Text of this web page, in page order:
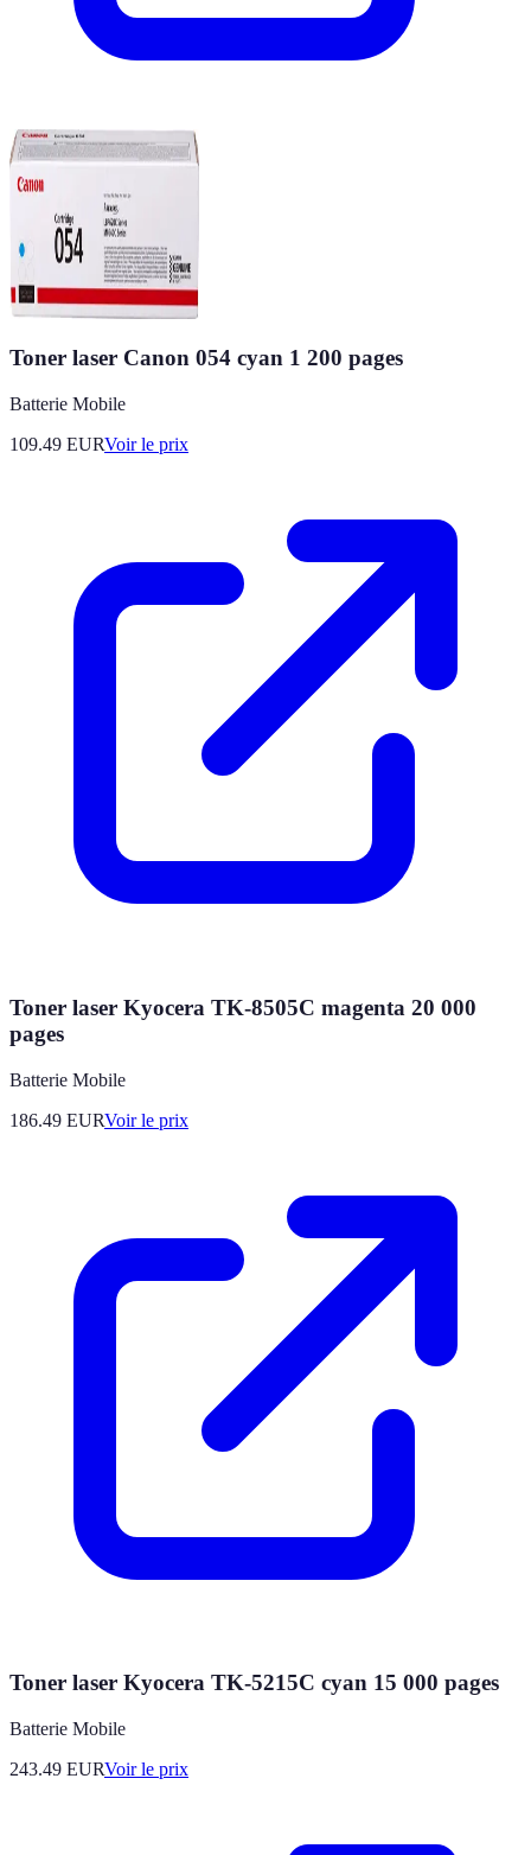
Toner laser Canon 054 cyan 1 200 pages
Batterie Mobile
109.49 EURVoir le prix
Toner laser Kyocera TK-8505C magenta 20 000
pages
Batterie Mobile
186.49 EURVoir le prix
Toner laser Kyocera TK-5215C cyan 15 000 pages
Batterie Mobile
243.49 EURVoir le prix